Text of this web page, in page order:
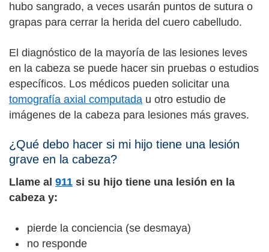
hubo sangrado, a veces usarán puntos de sutura o
grapas para cerrar la herida del cuero cabelludo.
El diagnóstico de la mayoría de las lesiones leves
en la cabeza se puede hacer sin pruebas o estudios
específicos. Los médicos pueden solicitar una
tomografía axial computada u otro estudio de
imágenes de la cabeza para lesiones más graves.
¿Qué debo hacer si mi hijo tiene una lesión
grave en la cabeza?
Llame al 911 si su hijo tiene una lesión en la
cabeza y:
pierde la conciencia (se desmaya)
no responde